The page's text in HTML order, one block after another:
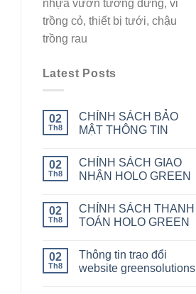
nhựa vườn tường đứng, vỉ
trồng cỏ, thiết bị tưới, chậu
trồng rau
Latest Posts
02
Th8
CHÍNH SÁCH BẢO
MẬT THÔNG TIN
02
Th8
CHÍNH SÁCH GIAO
NHẬN HOLO GREEN
02
Th8
CHÍNH SÁCH THANH
TOÁN HOLO GREEN
02
Th8
Thông tin trao đổi
website greensolutions